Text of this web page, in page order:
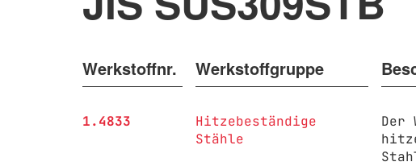
Werkstoffnr. Werkstoffgruppe
1.4833
Hitzebeständige
Stähle
Der